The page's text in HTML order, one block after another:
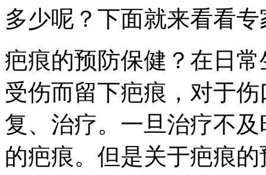
多少呢？下面就来看看
疤痕的预防保健？在日
受伤而留下疤痕，对于
复、治疗。一旦治疗不
的疤痕。但是关于疤痕